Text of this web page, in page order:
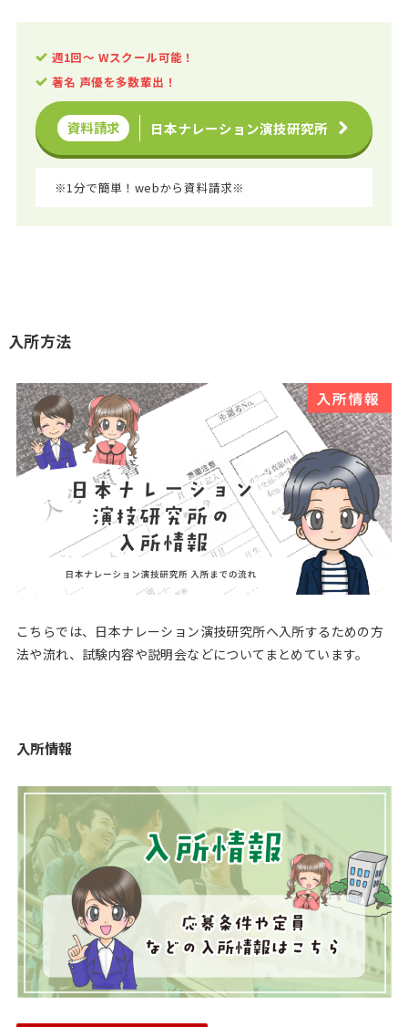
週1回〜 Wスクール可能！
著名 声優を多数輩出！
資料請求 日本ナレーション演技研究所
※1分で簡単！webから資料請求※
入所方法
こちらでは、日本ナレーション演技研究所へ入所するための方
法や流れ、試験内容や説明会などについてまとめています。
入所情報